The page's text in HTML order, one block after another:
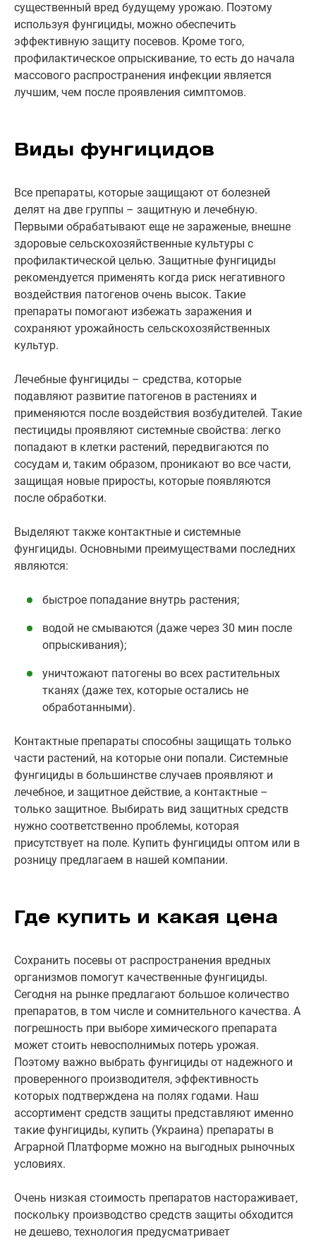
существенный вред будущему урожаю. Поэтому
используя фунгициды, можно обеспечить
эффективную защиту посевов. Кроме того,
профилактическое опрыскивание, то есть до начала
массового распространения инфекции является
лучшим, чем после проявления симптомов.
Виды фунгицидов
Все препараты, которые защищают от болезней
делят на две группы – защитную и лечебную.
Первыми обрабатывают еще не зараженые, внешне
здоровые сельскохозяйственные культуры с
профилактической целью. Защитные фунгициды
рекомендуется применять когда риск негативного
воздействия патогенов очень высок. Такие
препараты помогают избежать заражения и
сохраняют урожайность сельскохозяйственных
культур.
Лечебные фунгициды – средства, которые
подавляют развитие патогенов в растениях и
применяются после воздействия возбудителей. Такие
пестициды проявляют системные свойства: легко
попадают в клетки растений, передвигаются по
сосудам и, таким образом, проникают во все части,
защищая новые приросты, которые появляются
после обработки.
Выделяют также контактные и системные
фунгициды. Основными преимуществами последних
являются:
быстрое попадание внутрь растения;
водой не смываются (даже через 30 мин после
опрыскивания);
уничтожают патогены во всех растительных
тканях (даже тех, которые остались не
обработанными).
Контактные препараты способны защищать только
части растений, на которые они попали. Системные
фунгициды в большинстве случаев проявляют и
лечебное, и защитное действие, а контактные –
только защитное. Выбирать вид защитных средств
нужно соответственно проблемы, которая
присутствует на поле. Купить фунгициды оптом или в
розницу предлагаем в нашей компании.
Где купить и какая цена
Сохранить посевы от распространения вредных
организмов помогут качественные фунгициды.
Сегодня на рынке предлагают большое количество
препаратов, в том числе и сомнительного качества. А
погрешность при выборе химического препарата
может стоить невосполнимых потерь урожая.
Поэтому важно выбрать фунгициды от надежного и
проверенного производителя, эффективность
которых подтверждена на полях годами. Наш
ассортимент средств защиты представляют именно
такие фунгициды, купить (Украина) препараты в
Аграрной Платформе можно на выгодных рыночных
условиях.
Очень низкая стоимость препаратов настораживает,
поскольку производство средств защиты обходится
не дешево, технология предусматривает